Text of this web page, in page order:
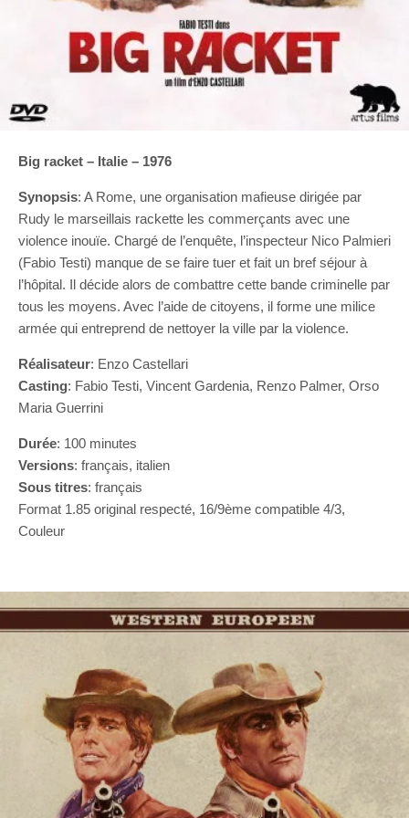
Big racket – Italie – 1976
Synopsis: A Rome, une organisation mafieuse dirigée par
Rudy le marseillais rackette les commerçants avec une
violence inouïe. Chargé de l’enquête, l’inspecteur Nico Palmieri
(Fabio Testi) manque de se faire tuer et fait un bref séjour à
l’hôpital. Il décide alors de combattre cette bande criminelle par
tous les moyens. Avec l’aide de citoyens, il forme une milice
armée qui entreprend de nettoyer la ville par la violence.
Réalisateur: Enzo Castellari
Casting: Fabio Testi, Vincent Gardenia, Renzo Palmer, Orso
Maria Guerrini
Durée: 100 minutes
Versions: français, italien
Sous titres: français
Format 1.85 original respecté, 16/9ème compatible 4/3,
Couleur